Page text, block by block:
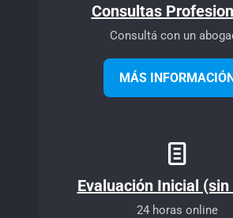
Consultas
Consultá con un
MÁS
Evaluación Inicial
24 horas online